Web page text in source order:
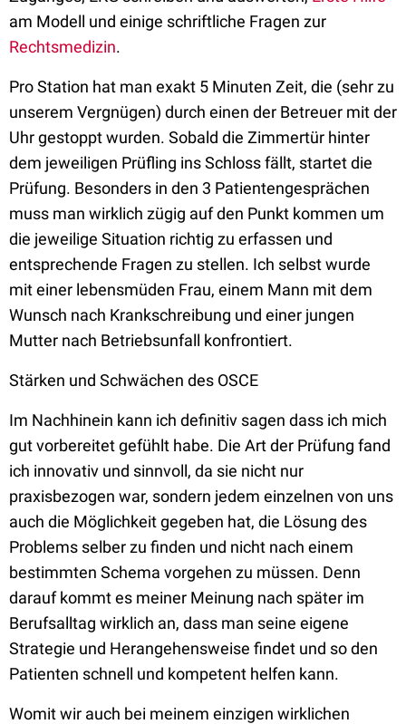
am Modell und einige schriftliche Fragen zur
Rechtsmedizin.
Pro Station hat man exakt 5 Minuten Zeit, die (sehr zu
unserem Vergnügen) durch einen der Betreuer mit der
Uhr gestoppt wurden. Sobald die Zimmertür hinter
dem jeweiligen Prüfling ins Schloss fällt, startet die
Prüfung. Besonders in den 3 Patientengesprächen
muss man wirklich zügig auf den Punkt kommen um
die jeweilige Situation richtig zu erfassen und
entsprechende Fragen zu stellen. Ich selbst wurde
mit einer lebensmüden Frau, einem Mann mit dem
Wunsch nach Krankschreibung und einer jungen
Mutter nach Betriebsunfall konfrontiert.
Stärken und Schwächen des OSCE
Im Nachhinein kann ich definitiv sagen dass ich mich
gut vorbereitet gefühlt habe. Die Art der Prüfung fand
ich innovativ und sinnvoll, da sie nicht nur
praxisbezogen war, sondern jedem einzelnen von uns
auch die Möglichkeit gegeben hat, die Lösung des
Problems selber zu finden und nicht nach einem
bestimmten Schema vorgehen zu müssen. Denn
darauf kommt es meiner Meinung nach später im
Berufsalltag wirklich an, dass man seine eigene
Strategie und Herangehensweise findet und so den
Patienten schnell und kompetent helfen kann.
Womit wir auch bei meinem einzigen wirklichen